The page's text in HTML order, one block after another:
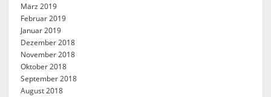
März 2019
Februar 2019
Januar 2019
Dezember 2018
November 2018
Oktober 2018
September 2018
August 2018